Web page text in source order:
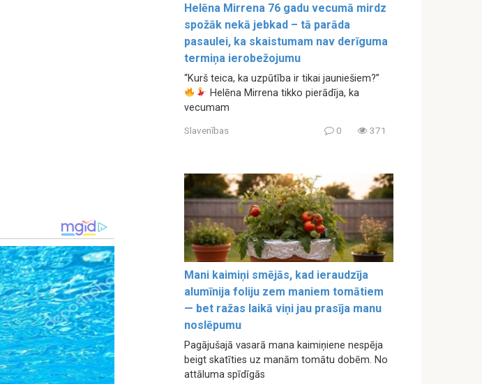
Helēna Mirrena 76 gadu vecumā mirdz
spožāk nekā jebkad – tā parāda
pasaulei, ka skaistumam nav derīguma
termiņa ierobežojumu
“Kurš teica, ka uzpūtība ir tikai jauniešiem?”
Helēna Mirrena tikko pierādīja, ka
vecumam
Slavenības 0 371
Mani kaimiņi smējās, kad ieraudzīja
alumīnija foliju zem maniem tomātiem
— bet ražas laikā viņi jau prasīja manu
noslēpumu
Pagājušajā vasarā mana kaimiņiene nespēja
beigt skatīties uz manām tomātu dobēm. No
attāluma spīdīgās